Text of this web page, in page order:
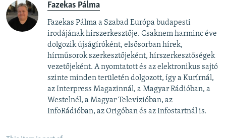
Fazekas Pálma
Fazekas Pálma a Szabad Európa budapesti
irodájának hírszerkesztője. Csaknem harminc éve
dolgozik újságíróként, elsősorban hírek,
hírműsorok szerkesztőjeként, hírszerkesztőségek
vezetőjeként. A nyomtatott és az elektronikus sajtó
szinte minden területén dolgozott, így a Kurírnál,
az Interpress Magazinnál, a Magyar Rádióban, a
Westelnél, a Magyar Televízióban, az
InfoRádióban, az Origóban és az Infostartnál is.